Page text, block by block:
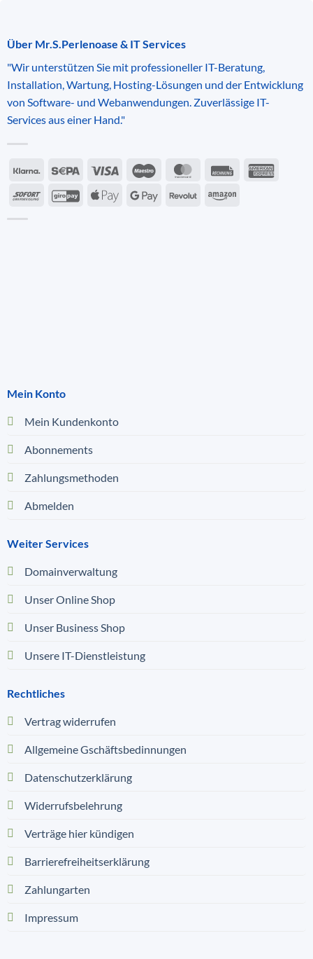
Über Mr.S.Perlenoase & IT Services
"Wir unterstützen Sie mit professioneller IT-Beratung,
Installation, Wartung, Hosting-Lösungen und der Entwicklung
von Software- und Webanwendungen. Zuverlässige IT-
Services aus einer Hand."
Mein Konto
Mein Kundenkonto
Abonnements
Zahlungsmethoden
Abmelden
Weiter Services
Domainverwaltung
Unser Online Shop
Unser Business Shop
Unsere IT-Dienstleistung
Rechtliches
Vertrag widerrufen
Allgemeine Gschäftsbedinnungen
Datenschutzerklärung
Widerrufsbelehrung
Verträge hier kündigen
Barrierefreiheitserklärung
Zahlungarten
Impressum